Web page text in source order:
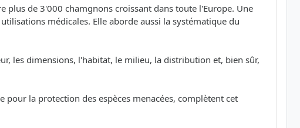
plus de 3'000 chamgnons croissant dans toute l'Europe. Une
médicales. Elle aborde aussi la systématique du
les dimensions, l'habitat, le milieu, la distribution et, bien sûr,
la protection des espèces menacées, complètent cet